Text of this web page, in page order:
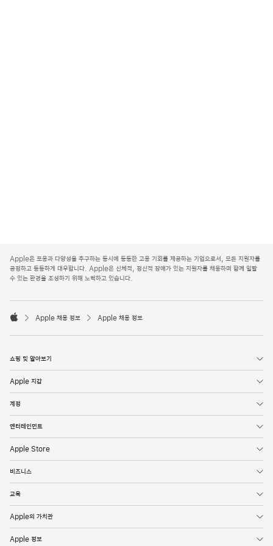
p
p
l
o
e
Apple은 포용과 다양성을 추구하는 동시에 동등한 고용 기회를 제공하는 기업으로서, 모든 지원자를
공정하고 동등하게 대우합니다. Apple은 신체적, 정신적 장애가 있는 지원자를 채용하며 함께 일할
수 있는 환경을 조성하기 위해 노력하고 있습니다.

p
l
Apple 채용 정보 Apple 채용 정보
쇼핑 및 알아보기
Apple 지갑
계정
엔터테인먼트
Apple Store
비즈니스
교육
Apple의 가치관
Apple 정보